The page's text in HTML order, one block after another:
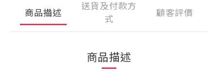
商品描述
送貨及付款方
式
顧客評價
商品描述